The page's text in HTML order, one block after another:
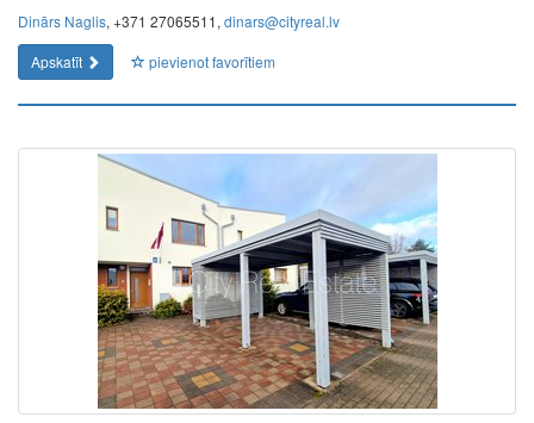
Dinārs Naglis, +371 27065511, dinars@cityreal.lv
Apskatīt
pievienot favorītiem